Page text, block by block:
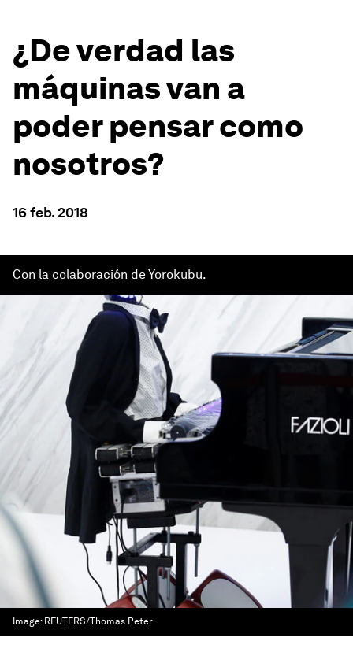
¿De verdad las
máquinas van a
poder pensar como
nosotros?
16 feb. 2018
Con la colaboración de Yorokubu.
Image: REUTERS/Thomas Peter